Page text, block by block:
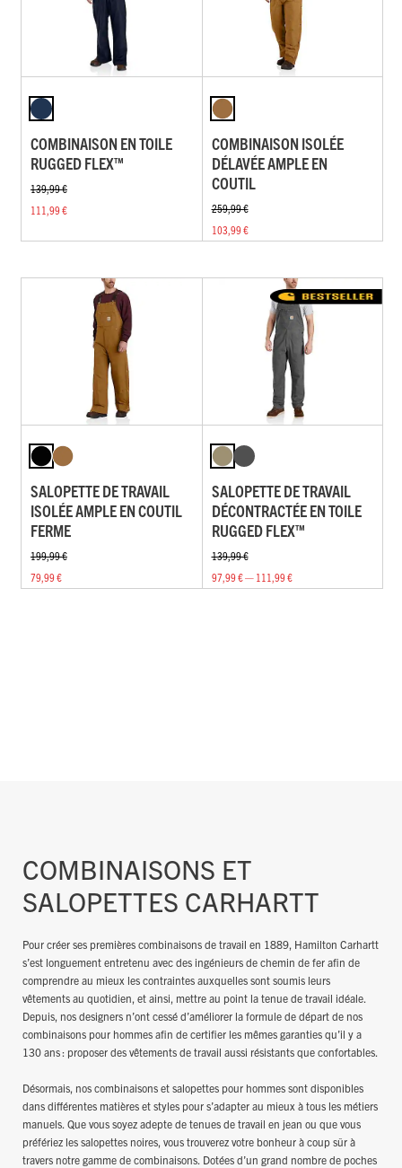
COMBINAISON EN TOILE
RUGGED FLEX™
139,99 €
111,99 €
COMBINAISON ISOLÉE
DÉLAVÉE AMPLE EN
COUTIL
259,99 €
103,99 €
SALOPETTE DE TRAVAIL
ISOLÉE AMPLE EN COUTIL
FERME
199,99 €
79,99 €
SALOPETTE DE TRAVAIL
DÉCONTRACTÉE EN TOILE
RUGGED FLEX™
139,99 €
97,99 € — 111,99 €
COMBINAISONS ET
SALOPETTES CARHARTT
Pour créer ses premières combinaisons de travail en 1889, Hamilton Carhartt
s’est longuement entretenu avec des ingénieurs de chemin de fer afin de
comprendre au mieux les contraintes auxquelles sont soumis leurs
vêtements au quotidien, et ainsi, mettre au point la tenue de travail idéale.
Depuis, nos designers n’ont cessé d’améliorer la formule de départ de nos
combinaisons pour hommes afin de certifier les mêmes garanties qu’il y a
130 ans : proposer des vêtements de travail aussi résistants que confortables.
Désormais, nos combinaisons et salopettes pour hommes sont disponibles
dans différentes matières et styles pour s’adapter au mieux à tous les métiers
manuels. Que vous soyez adepte de tenues de travail en jean ou que vous
préfériez les salopettes noires, vous trouverez votre bonheur à coup sûr à
travers notre gamme de combinaisons. Dotées d’un grand nombre de poches